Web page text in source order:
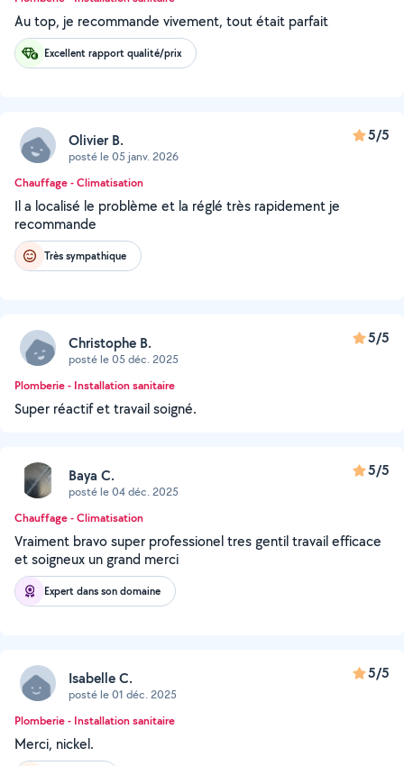
Au top, je recommande vivement, tout était parfait
Excellent rapport qualité/prix
Olivier B.
posté le 05 janv. 2026
5/5
Chauffage - Climatisation
Il a localisé le problème et la réglé très rapidement je
recommande
Très sympathique
Christophe B.
posté le 05 déc. 2025
5/5
Plomberie - Installation sanitaire
Super réactif et travail soigné.
Baya C.
posté le 04 déc. 2025
5/5
Chauffage - Climatisation
Vraiment bravo super professionel tres gentil travail efficace
et soigneux un grand merci
Expert dans son domaine
Isabelle C.
posté le 01 déc. 2025
5/5
Plomberie - Installation sanitaire
Merci, nickel.